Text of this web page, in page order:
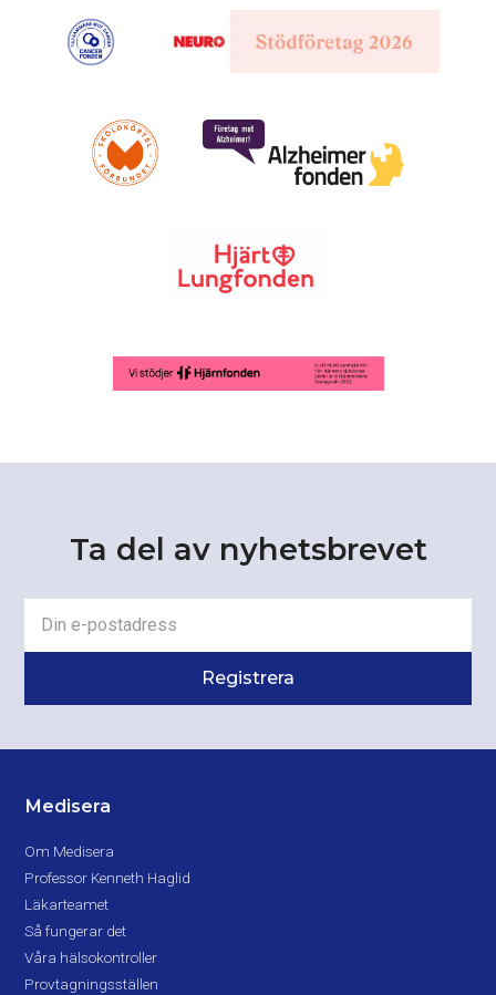
Ta del av nyhetsbrevet
Medisera
Om Medisera
Professor Kenneth Haglid
Läkarteamet
Så fungerar det
Våra hälsokontroller
Provtagningsställen